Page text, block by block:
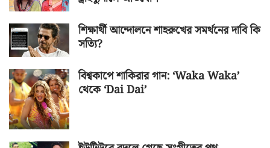
শিক্ষার্থী আন্দোলনে শাহরুখের সমর্থনের দাবি কি
সত্যি?
বিশ্বকাপে শাকিরার গান: ‘Waka Waka’
থেকে ‘Dai Dai’